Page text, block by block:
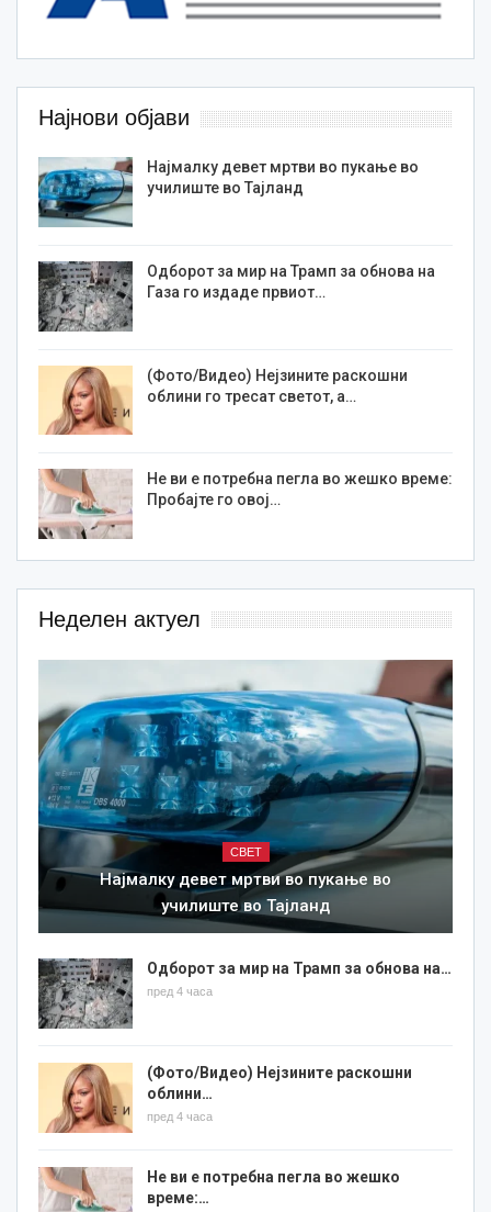
Најнови објави
Најмалку девет мртви во пукање во
училиште во Тајланд
Одборот за мир на Трамп за обнова на
Газа го издаде првиот…
(Фото/Видео) Нејзините раскошни
облини го тресат светот, а…
Не ви е потребна пегла во жешко време:
Пробајте го овој…
Неделен актуел
СВЕТ
Најмалку девет мртви во пукање во
училиште во Тајланд
Одборот за мир на Трамп за обнова на…
пред 4 часа
(Фото/Видео) Нејзините раскошни
облини…
пред 4 часа
Не ви е потребна пегла во жешко
време:…